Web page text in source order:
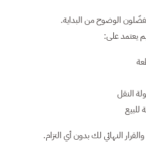
الوضوح من البداية.
يعتمد على:
النقل
للبيع
النهائي لك بدون أي التزام.